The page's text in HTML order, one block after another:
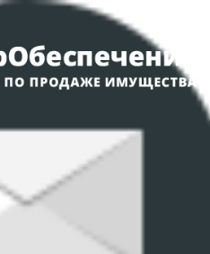
проведения торгов
персональных
ОБРАБОТКИ COOKIE-